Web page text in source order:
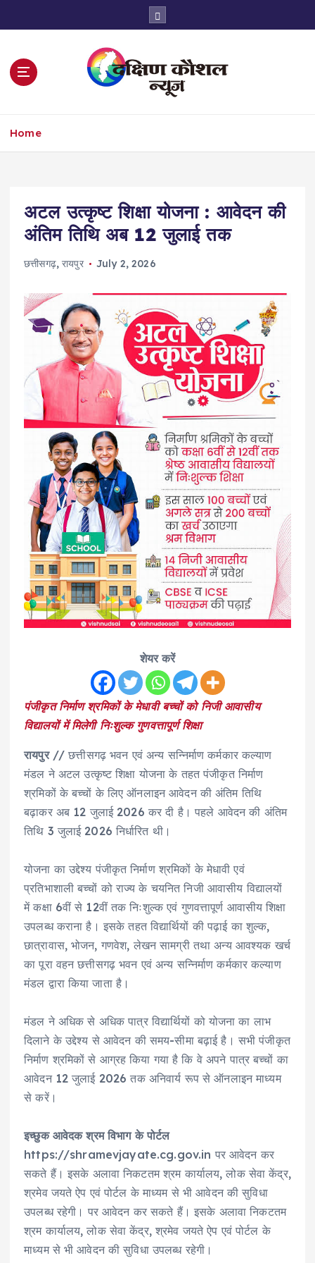
t
Home
अटल उत्कृष्ट शिक्षा योजना : आवेदन की
अंतिम तिथि अब 12 जुलाई तक
छत्तीसगढ़,रायपुर July 2, 2026
शेयर करें
पंजीकृत निर्माण श्रमिकों के मेधावी बच्चों को निजी आवासीय
विद्यालयों में मिलेगी निःशुल्क गुणवत्तापूर्ण शिक्षा
रायपुर// छत्तीसगढ़ भवन एवं अन्य सन्निर्माण कर्मकार कल्याण
मंडल ने अटल उत्कृष्ट शिक्षा योजना के तहत पंजीकृत निर्माण
श्रमिकों के बच्चों के लिए ऑनलाइन आवेदन की अंतिम तिथि
बढ़ाकर अब 12 जुलाई 2026 कर दी है। पहले आवेदन की अंतिम
तिथि 3 जुलाई 2026 निर्धारित थी।
योजना का उद्देश्य पंजीकृत निर्माण श्रमिकों के मेधावी एवं
प्रतिभाशाली बच्चों को राज्य के चयनित निजी आवासीय विद्यालयों
में कक्षा 6वीं से 12वीं तक निःशुल्क एवं गुणवत्तापूर्ण आवासीय शिक्षा
उपलब्ध कराना है। इसके तहत विद्यार्थियों की पढ़ाई का शुल्क,
छात्रावास, भोजन, गणवेश, लेखन सामग्री तथा अन्य आवश्यक खर्च
का पूरा वहन छत्तीसगढ़ भवन एवं अन्य सन्निर्माण कर्मकार कल्याण
मंडल द्वारा किया जाता है।
मंडल ने अधिक से अधिक पात्र विद्यार्थियों को योजना का लाभ
दिलाने के उद्देश्य से आवेदन की समय-सीमा बढ़ाई है। सभी पंजीकृत
निर्माण श्रमिकों से आग्रह किया गया है कि वे अपने पात्र बच्चों का
आवेदन 12 जुलाई 2026 तक अनिवार्य रूप से ऑनलाइन माध्यम
से करें।
इच्छुक आवेदक श्रम विभाग के पोर्टल
https://shramevjayate.cg.gov.in पर आवेदन कर
सकते हैं। इसके अलावा निकटतम श्रम कार्यालय, लोक सेवा केंद्र,
श्रमेव जयते ऐप एवं पोर्टल के माध्यम से भी आवेदन की सुविधा
उपलब्ध रहेगी। पर आवेदन कर सकते हैं। इसके अलावा निकटतम
श्रम कार्यालय, लोक सेवा केंद्र, श्रमेव जयते ऐप एवं पोर्टल के
माध्यम से भी आवेदन की सुविधा उपलब्ध रहेगी।